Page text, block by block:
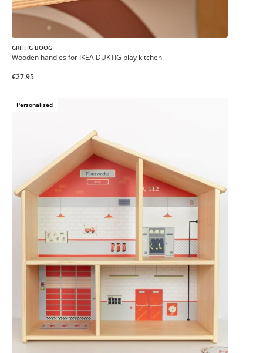
GRIFFIG BOOG
Wooden handles for IKEA DUKTIG play kitchen
€27.95
Personalised